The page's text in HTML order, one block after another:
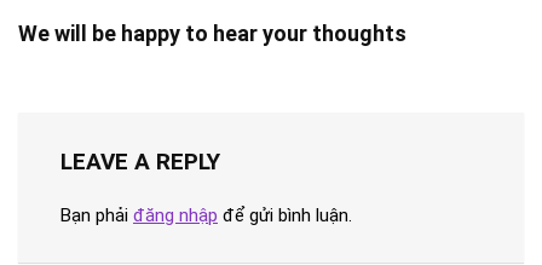
We will be happy to hear your thoughts
LEAVE A REPLY
Bạn phải đăng nhập để gửi bình luận.